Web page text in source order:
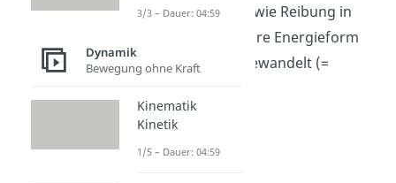
durch Vorgänge wie Reibung in
eine nicht nutzbare Energieform
wie Wärme umgewandelt (=
3/3 – Dauer: 04:59
Dynamik
Bewegung ohne Kraft
Kinematik
Kinetik
1/5 – Dauer: 04:59